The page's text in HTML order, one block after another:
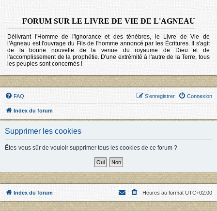
FORUM SUR LE LIVRE DE VIE DE L'AGNEAU
Délivrant l'Homme de l'ignorance et des ténèbres, le Livre de Vie de
l'Agneau est l'ouvrage du Fils de l'homme annoncé par les Écritures. Il s'agit
de la bonne nouvelle de la venue du royaume de Dieu et de
l'accomplissement de la prophétie. D'une extrémité à l'autre de la Terre, tous
les peuples sont concernés !
FAQ Connexion
S’enregistrer
Index du forum
Supprimer les cookies
Êtes-vous sûr de vouloir supprimer tous les cookies de ce forum ?
Index du forum Heures au format UTC+02:00